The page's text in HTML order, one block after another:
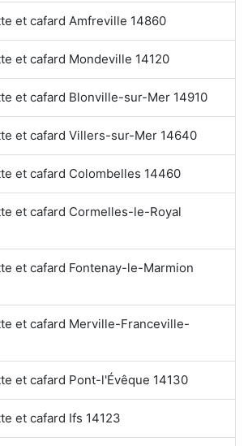
et cafard Amfreville 14860
et cafard Mondeville 14120
et cafard Blonville-sur-Mer 14910
et cafard Villers-sur-Mer 14640
et cafard Colombelles 14460
et cafard Cormelles-le-Royal
et cafard Fontenay-le-Marmion
et cafard Merville-Franceville-
et cafard Pont-l'Évêque 14130
et cafard Ifs 14123